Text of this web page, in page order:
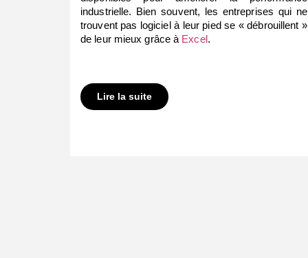
industrielle. Bien souvent, les entreprises qui ne
trouvent pas logiciel à leur pied se « débrouillent »
de leur mieux grâce à Excel.
Lire la suite